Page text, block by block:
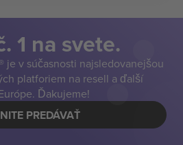
1 na svete.
je v súčasnosti najsledovanejšou
platforiem na resell a ďalší
Ďakujeme!
PREDÁVAŤ